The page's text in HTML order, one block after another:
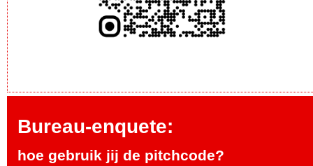
Bureau-enquete:
hoe gebruik jij de pitchcode?